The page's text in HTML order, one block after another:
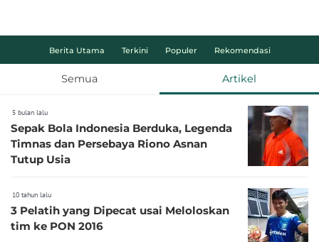
Berita Utama Terkini Populer Rekomendasi
Semua Artikel
5 bulan lalu
Sepak Bola Indonesia Berduka, Legenda
Timnas dan Persebaya Riono Asnan
Tutup Usia
10 tahun lalu
3 Pelatih yang Dipecat usai Meloloskan
tim ke PON 2016